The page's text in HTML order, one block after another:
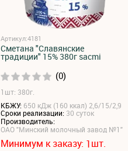
Артикул:4181
Сметана "Славянские
традиции" 15% 380г sacmi
(0)
1шт: 380г.
КБЖУ: 650 кДж (160 ккал) 2,6/15/2,9
Сроки реализации: 30 суток
Производитель:
ОАО "Минский молочный завод №1"
Минимум к заказу: 1шт.